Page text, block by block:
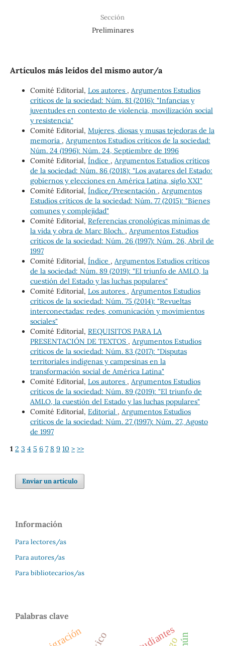
Sección
Preliminares
Artículos más leídos del mismo autor/a
Comité Editorial, Los autores , Argumentos Estudios
críticos de la sociedad: Núm. 81 (2016): "Infancias y
juventudes en contexto de violencia, movilización social
y resistencia"
Comité Editorial, Mujeres, diosas y musas tejedoras de la
memoria , Argumentos Estudios críticos de la sociedad:
Núm. 24 (1996): Núm. 24, Septiembre de 1996
Comité Editorial, Índice , Argumentos Estudios críticos
de la sociedad: Núm. 86 (2018): "Los avatares del Estado:
gobiernos y elecciones en América Latina, siglo XXI"
Comité Editorial, Índice/Presentación , Argumentos
Estudios críticos de la sociedad: Núm. 77 (2015): "Bienes
comunes y complejidad"
Comité Editorial, Referencias cronológicas mínimas de
la vida y obra de Marc Bloch. , Argumentos Estudios
críticos de la sociedad: Núm. 26 (1997): Núm. 26, Abril de
1997
Comité Editorial, Índice , Argumentos Estudios críticos
de la sociedad: Núm. 89 (2019): "El triunfo de AMLO, la
cuestión del Estado y las luchas populares"
Comité Editorial, Los autores , Argumentos Estudios
críticos de la sociedad: Núm. 75 (2014): "Revueltas
interconectadas: redes, comunicación y movimientos
sociales"
Comité Editorial, REQUISITOS PARA LA
PRESENTACIÓN DE TEXTOS , Argumentos Estudios
críticos de la sociedad: Núm. 83 (2017): "Disputas
territoriales indígenas y campesinas en la
transformación social de América Latina"
Comité Editorial, Los autores , Argumentos Estudios
críticos de la sociedad: Núm. 89 (2019): "El triunfo de
AMLO, la cuestión del Estado y las luchas populares"
Comité Editorial, Editorial , Argumentos Estudios
críticos de la sociedad: Núm. 27 (1997): Núm. 27, Agosto
de 1997
1 2 3 4 5 6 7 8 9 10 > >>
Enviar un artículo
Información
Para lectores/as
Para autores/as
Para bibliotecarios/as
Palabras clave